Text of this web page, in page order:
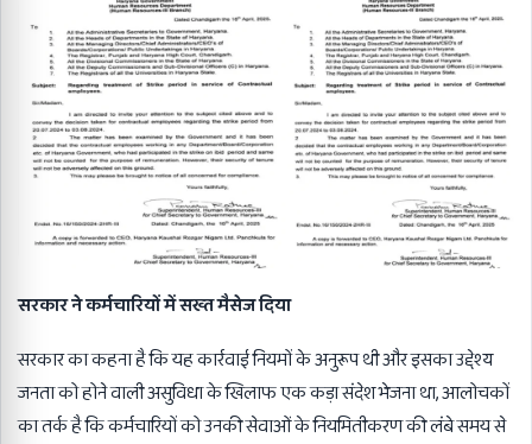
सरकार ने कर्मचारियों में सख्त मैसेज दिया
सरकार का कहना है कि यह कार्रवाई नियमों के अनुरूप थी और इसका उद्देश्य
जनता को होने वाली असुविधा के खिलाफ एक कड़ा संदेश भेजना था, आलोचकों
का तर्क है कि कर्मचारियों को उनकी सेवाओं के नियमितीकरण की लंबे समय से